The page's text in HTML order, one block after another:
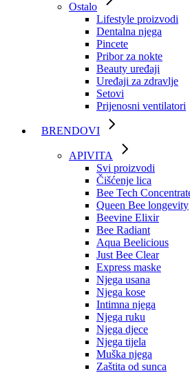
Ostalo
Lifestyle proizvodi
Dentalna njega
Pincete
Pribor za nokte
Beauty uređaji
Uređaji za zdravlje
Setovi
Prijenosni ventilatori
BRENDOVI
APIVITA
Svi proizvodi
Čišćenje lica
Bee Tech
Queen Bee longevity
Beevine Elixir
Bee Radiant
Aqua Beelicious
Just Bee Clear
Express maske
Njega usana
Njega kose
Intimna njega
Njega ruku
Njega djece
Njega tijela
Muška njega
Zaštita od sunca